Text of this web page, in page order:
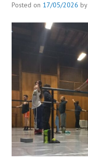
Posted on 17/05/2026 by